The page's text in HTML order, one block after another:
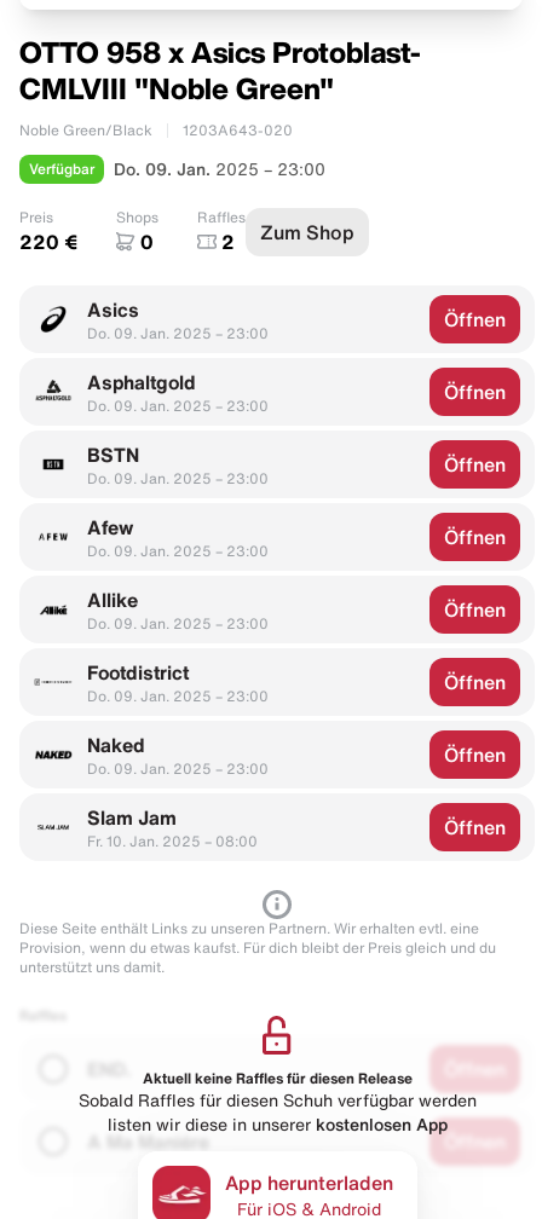
OTTO 958 x Asics Protoblast-
CMLVIII "Noble Green"
Noble Green/Black 1203A643-020
Verfügbar Do. 09. Jan. 2025 – 23:00
Preis
220 €
Shops
0
Raffles
2 Zum Shop
Asics
Do. 09. Jan. 2025 – 23:00
Öffnen
Asphaltgold
Do. 09. Jan. 2025 – 23:00
Öffnen
BSTN
Do. 09. Jan. 2025 – 23:00
Öffnen
Afew
Do. 09. Jan. 2025 – 23:00
Öffnen
Allike
Do. 09. Jan. 2025 – 23:00
Öffnen
Footdistrict
Do. 09. Jan. 2025 – 23:00
Öffnen
Naked
Do. 09. Jan. 2025 – 23:00
Öffnen
Slam Jam
Fr. 10. Jan. 2025 – 08:00
Öffnen
Diese Seite enthält Links zu unseren Partnern. Wir erhalten evtl. eine
Provision, wenn du etwas kaufst. Für dich bleibt der Preis gleich und du
unterstützt uns damit.
A Ma Maniére
Aktuell keine Raffles für diesen Release
Sobald Raffles für diesen Schuh verfügbar werden
listen wir diese in unserer kostenlosen App
App herunterladen
Für iOS & Android